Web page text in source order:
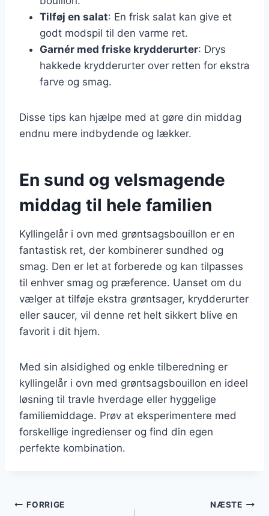
Tilføj en salat: En frisk salat kan give et
godt modspil til den varme ret.
Garnér med friske krydderurter: Drys
hakkede krydderurter over retten for ekstra
farve og smag.
Disse tips kan hjælpe med at gøre din middag
endnu mere indbydende og lækker.
En sund og velsmagende
middag til hele familien
Kyllingelår i ovn med grøntsagsbouillon er en
fantastisk ret, der kombinerer sundhed og
smag. Den er let at forberede og kan tilpasses
til enhver smag og præference. Uanset om du
vælger at tilføje ekstra grøntsager, krydderurter
eller saucer, vil denne ret helt sikkert blive en
favorit i dit hjem.
Med sin alsidighed og enkle tilberedning er
kyllingelår i ovn med grøntsagsbouillon en ideel
løsning til travle hverdage eller hyggelige
familiemiddage. Prøv at eksperimentere med
forskellige ingredienser og find din egen
perfekte kombination.
Indlægsnavigation
FORRIGE NÆSTE